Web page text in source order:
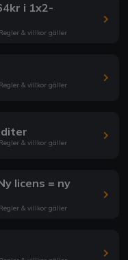
i 1x2-
& villkor gäller
& villkor gäller
& villkor gäller
licens = ny
& villkor gäller